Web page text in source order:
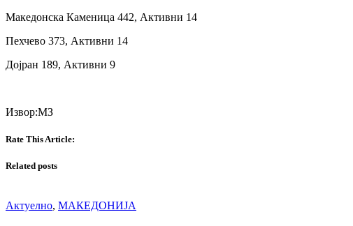
Македонска Каменица 442, Активни 14
Пехчево 373, Активни 14
Дојран 189, Активни 9
Извор:МЗ
Rate This Article:
Related posts
Актуелно, МАКЕДОНИЈА